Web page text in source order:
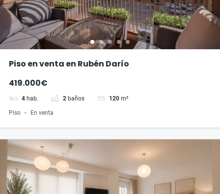
Piso en venta en Rubén Darío
419.000€
4 hab. 2 baños 120 m²
Piso En venta